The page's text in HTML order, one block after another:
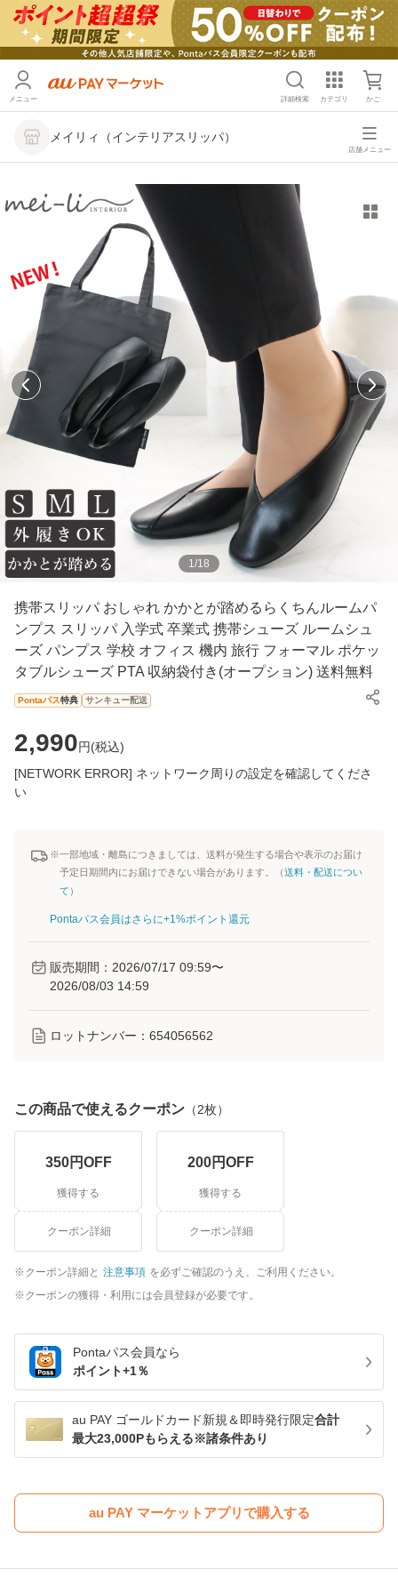
メニュー 詳細検索 カテゴリ かご
メイリィ（インテリアスリッパ）
店舗メニュー
1/18
携帯スリッパ おしゃれ かかとが踏めるらくちんルームパ
ンプス スリッパ 入学式 卒業式 携帯シューズ ルームシュ
ーズ パンプス 学校 オフィス 機内 旅行 フォーマル ポケッ
タブルシューズ PTA 収納袋付き(オープション) 送料無料
Pontaパス特典 サンキュー配送
2,990円(税込)
[NETWORK ERROR] ネットワーク周りの設定を確認してくださ
い
※一部地域・離島につきましては、送料が発生する場合や表示のお届け
予定日期間内にお届けできない場合があります。（送料・配送につい
て ）
Pontaパス会員はさらに+1%ポイント還元
販売期間： 2026/07/17 09:59〜
2026/08/03 14:59
ロットナンバー： 654056562
この商品で使えるクーポン （2枚）
350円OFF
獲得する
クーポン詳細
200円OFF
獲得する
クーポン詳細
クーポン詳細と 注意事項 を必ずご確認のうえ、ご利用ください。
クーポンの獲得・利用には会員登録が必要です。
Pontaパス会員なら
ポイント+1％
au PAY ゴールドカード新規＆即時発行限定合計
最大23,000Pもらえる※諸条件あり
au PAY マーケットアプリで購入する